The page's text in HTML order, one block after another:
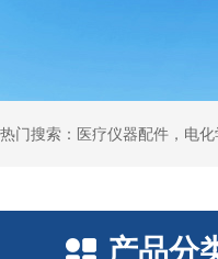
热门搜索：医疗仪器配件，电
产品分